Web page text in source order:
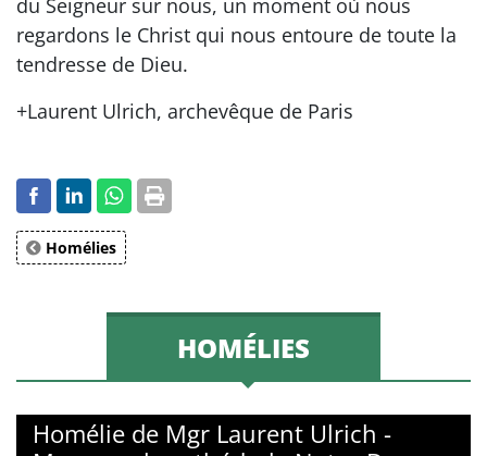
du Seigneur sur nous, un moment où nous
regardons le Christ qui nous entoure de toute la
tendresse de Dieu.
+Laurent Ulrich, archevêque de Paris
Homélies
HOMÉLIES
Homélie de Mgr Laurent Ulrich -